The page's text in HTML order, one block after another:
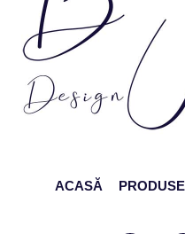
ACASĂ PRODUSE